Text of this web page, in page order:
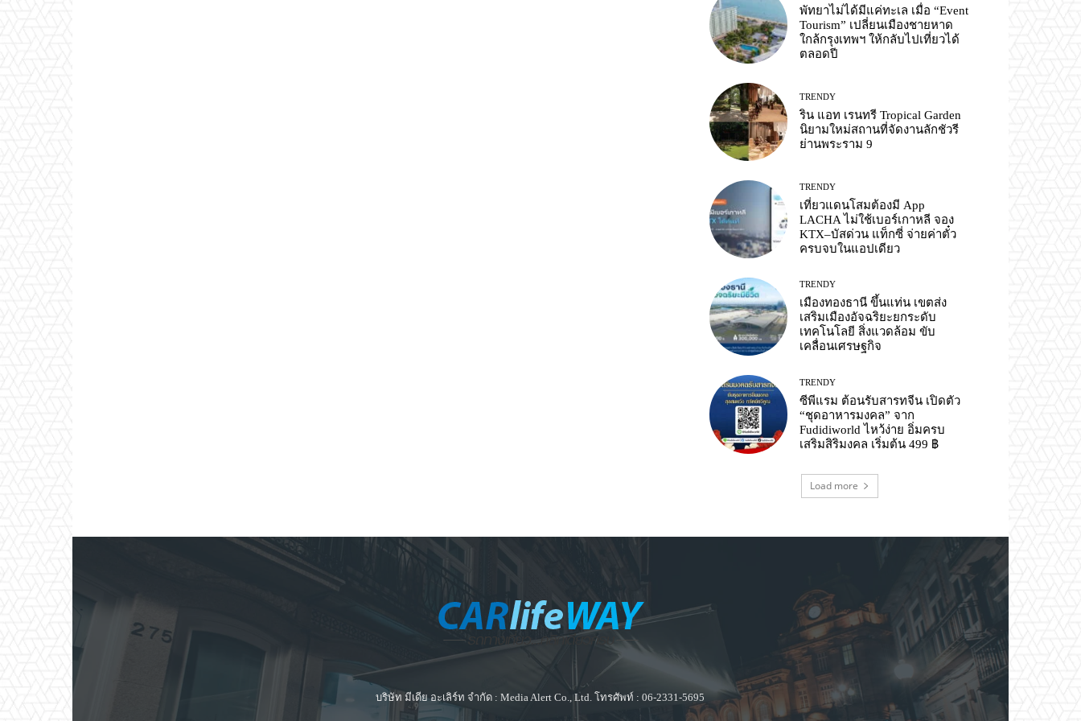
พัทยาไม่ได้มีแค่ทะเล เมื่อ “Event
Tourism” เปลี่ยนเมืองชายหาด
ใกล้กรุงเทพฯ ให้กลับไปเที่ยวได้
ตลอดปี
TRENDY
ริน แอท เรนทรี Tropical Garden
นิยามใหม่สถานที่จัดงานลักชัวรี
ย่านพระราม 9
TRENDY
เที่ยวแดนโสมต้องมี App
LACHA ไม่ใช้เบอร์เกาหลี จอง
KTX–บัสด่วน แท็กซี่ จ่ายค่าตั๋ว
ครบจบในแอปเดียว
TRENDY
เมืองทองธานี ขึ้นแท่น เขตส่ง
เสริมเมืองอัจฉริยะยกระดับ
เทคโนโลยี สิ่งแวดล้อม ขับ
เคลื่อนเศรษฐกิจ
TRENDY
ซีพีแรม ต้อนรับสารทจีน เปิดตัว
“ชุดอาหารมงคล” จาก
Fudidiworld ไหว้ง่าย อิ่มครบ
เสริมสิริมงคล เริ่มต้น 499 ฿
Load more
บริษัท มีเดีย อะเลิร์ท จำกัด : Media Alert Co., Ltd. โทรศัพท์ : 06-2331-5695